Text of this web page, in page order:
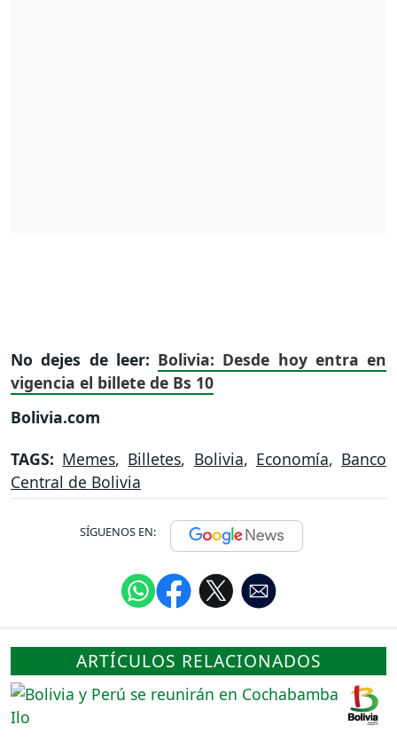
No dejes de leer: Bolivia: Desde hoy entra en
vigencia el billete de Bs 10
Bolivia.com
TAGS: Memes, Billetes, Bolivia, Economía, Banco
Central de Bolivia
SÍGUENOS EN:
ARTÍCULOS RELACIONADOS